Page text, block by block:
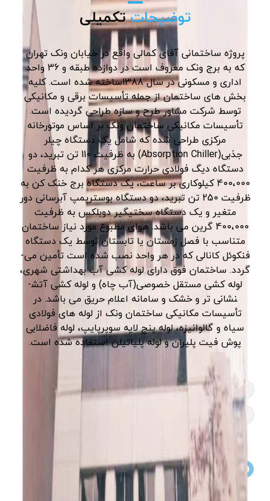
توضیحاتتکمیلی
پروژه ساختمانی آقای کمالی واقع در خیابان ونک تهران
که به برج ونک معروف است در دوازده طبقه و 36 واحد
اداری و مسکونی در سال 1388ساخته شده است. کلیه
بخش ­های ساختمان از جمله تأسیسات برقی و مکانیکی
توسط شرکت مشاور طرح و سازه طراحی گردیده است.
تأسیسات مکانیکی ساختمان ونک بر اساس موتورخانه
مرکزی طراحی شده که شامل یک دستگاه چیلر
جذبی(Absorption Chiller) به ظرفیت 110 تن تبرید، دو
دستگاه دیگ فولادی حرارت مرکزی هر کدام به ظرفیت
400،000 کیلوکاری بر ساعت، یک دستگاه برج خنک ­کن به
ظرفیت 250 تن تبرید، دو دستگاه بوسترپمپ آبرسانی دور
متغیر و یک دستگاه سختی­گیر دوبلکس به ظرفیت
400،000 گرین می ­باشد. هوای مطبوع مورد نیاز ساختمان
متناسب با فصل زمستان یا تابستان توسط یک دستگاه
فن­کوئل کانالی که در هر واحد نصب شده است تأمین می­
گردد. ساختمان فوق دارای لوله ­کشی آب بهداشتی شهری،
لوله­ کشی مستقل خصوصی(آب چاه) و لوله­ کشی آتش­
نشانی تر و خشک و سامانه اعلام حریق می ­باشد. در
تأسیسات مکانیکی ساختمان ونک از لوله های فولادی
سیاه و گالوانیزه، لوله پنج لایه سوپرپایپ، لوله فاضلابی
پوش فیت پلیران و لوله پلی­اتیلن استفاده شده است.
خرداد ۲۲, ۱۳۹۶ ساختمان